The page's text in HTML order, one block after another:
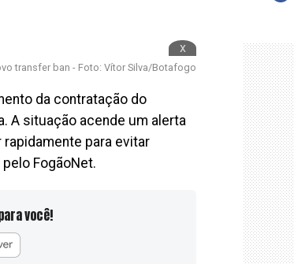
x
transfer ban - Foto: Vítor Silva/Botafogo
da contratação do
A situação acende um alerta
para evitar
FogãoNet.
você!